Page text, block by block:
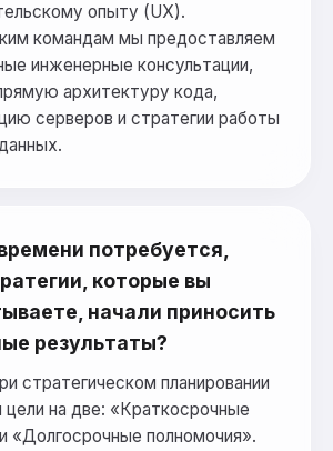
опыту (UX).
командам мы предоставляем
инженерные консультации,
архитектуру кода,
серверов и стратегии работы
потребуется,
которые вы
начали приносить
результаты?
стратегическом планировании
на две: «Краткосрочные
«Долгосрочные полномочия».